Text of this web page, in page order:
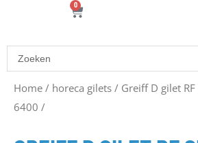
0
WINKELWAGEN
Search
...
Home / horeca gilets / Greiff D gilet
6400 /
Prijsklasse: